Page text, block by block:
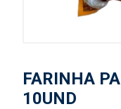
FARINHA
10UND